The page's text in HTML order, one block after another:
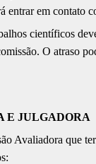
entrar em contato
científicos
O atraso
E JULGADORA
Avaliadora que